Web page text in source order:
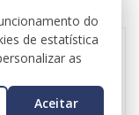
do
de estatística
as
Aceitar